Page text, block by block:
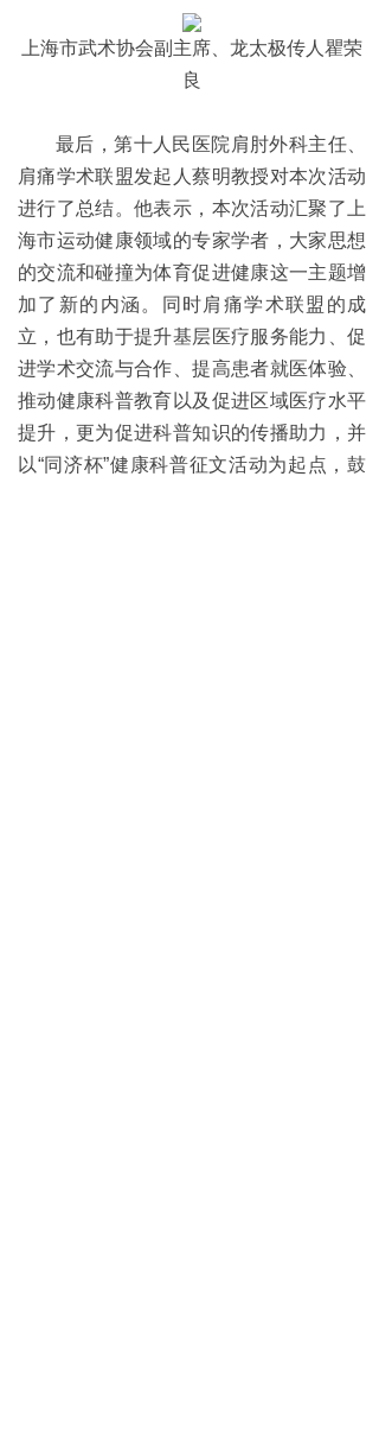
上海市武术协会副主席、龙太极传人瞿荣
良
最后，第十人民医院肩肘外科主任、
肩痛学术联盟发起人蔡明教授对本次活动
进行了总结。他表示，本次活动汇聚了上
海市运动健康领域的专家学者，大家思想
的交流和碰撞为体育促进健康这一主题增
加了新的内涵。同时肩痛学术联盟的成
立，也有助于提升基层医疗服务能力、促
进学术交流与合作、提高患者就医体验、
推动健康科普教育以及促进区域医疗水平
提升，更为促进科普知识的传播助力，并
以“同济杯”健康科普征文活动为起点，鼓